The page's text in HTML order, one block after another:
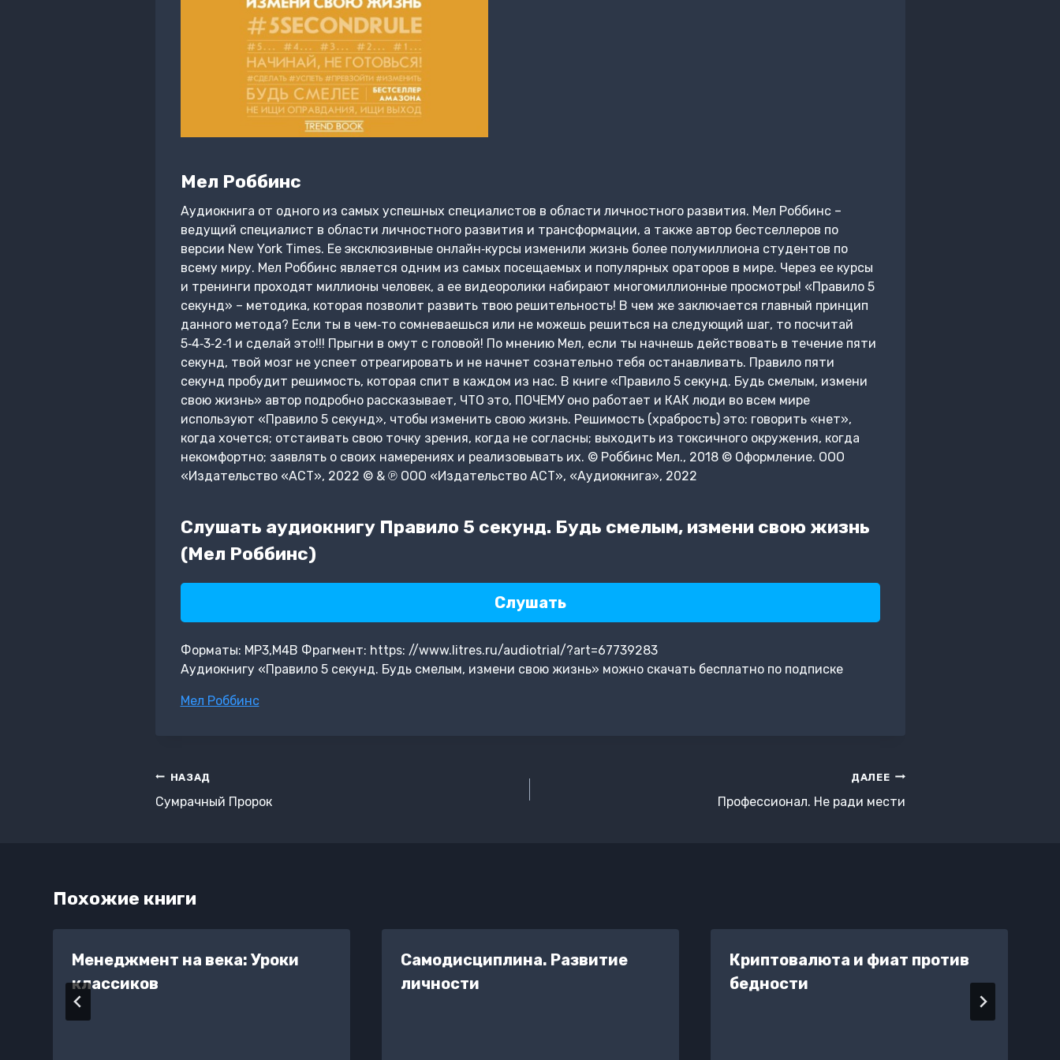
Мел Роббинс
Аудиокнига от одного из самых успешных специалистов в области личностного развития. Мел Роббинс –
ведущий специалист в области личностного развития и трансформации, а также автор бестселлеров по
версии New York Times. Ее эксклюзивные онлайн‑курсы изменили жизнь более полумиллиона студентов по
всему миру. Мел Роббинс является одним из самых посещаемых и популярных ораторов в мире. Через ее курсы
и тренинги проходят миллионы человек, а ее видеоролики набирают многомиллионные просмотры! «Правило 5
секунд» – методика, которая позволит развить твою решительность! В чем же заключается главный принцип
данного метода? Если ты в чем‑то сомневаешься или не можешь решиться на следующий шаг, то посчитай
5‑4‑3‑2‑1 и сделай это!!! Прыгни в омут с головой! По мнению Мел, если ты начнешь действовать в течение пяти
секунд, твой мозг не успеет отреагировать и не начнет сознательно тебя останавливать. Правило пяти
секунд пробудит решимость, которая спит в каждом из нас. В книге «Правило 5 секунд. Будь смелым, измени
свою жизнь» автор подробно рассказывает, ЧТО это, ПОЧЕМУ оно работает и КАК люди во всем мире
используют «Правило 5 секунд», чтобы изменить свою жизнь. Решимость (храбрость) это: говорить «нет»,
когда хочется; отстаивать свою точку зрения, когда не согласны; выходить из токсичного окружения, когда
некомфортно; заявлять о своих намерениях и реализовывать их. © Роббинс Мел., 2018 © Оформление. ООО
«Издательство «АСТ», 2022 © & ℗ ООО «Издательство АСТ», «Аудиокнига», 2022
Слушать аудиокнигу Правило 5 секунд. Будь смелым, измени свою жизнь
(Мел Роббинс)
Слушать
Форматы: MP3,M4B Фрагмент: https: //www.litres.ru/audiotrial/?art=67739283
Аудиокнигу «Правило 5 секунд. Будь смелым, измени свою жизнь» можно скачать бесплатно по подписке
Метки
Мел Роббинс
Навигация
по
НАЗАД
Сумрачный Пророк
ДАЛЕЕ
Профессионал. Не ради мести
Похожие книги
Менеджмент на века: Уроки
классиков
Самодисциплина. Развитие
личности
Криптовалюта и фиат против
бедности